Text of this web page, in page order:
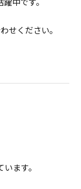
せください。
ます。